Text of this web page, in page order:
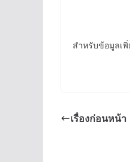
สำหรับข้อมูลเ
เรื่องก่อนหน้า